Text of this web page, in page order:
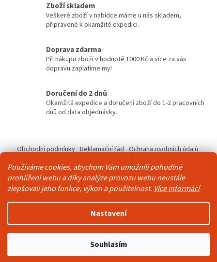
Používáme cookies, abychom Vám umožnili pohodlné
prohlížení webu a díky analýze provozu webu neustále
zlepšovali jeho funkce, výkon a použitelnost. Více informací
Nastavení
Souhlasím
c
í
p
k
y
i
s
n
í
Zboží skladem
Veškeré zboží v nabídce máme u nás skladem,
připravené k okamžité expedici.
Doprava zdarma
Při nákupu zboží v hodnotě 1000 Kč a více za vás
dopravu zaplatíme my!
Doručení do 2 dnů
Okamžitá expedice a doručení zboží do 1-2 pracovních
dnů od data objednávky.
p
Obchodní podmínky Reklamační řád Ochrana osobních údajů
Copyright 2026Živá Zeď. Všechna práva vyhrazena.Upravit
nastavení cookies